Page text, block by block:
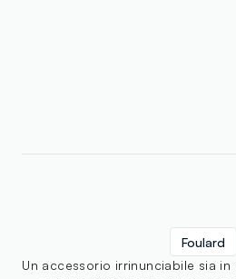
Foulard
Un accessorio irrinunciabile sia